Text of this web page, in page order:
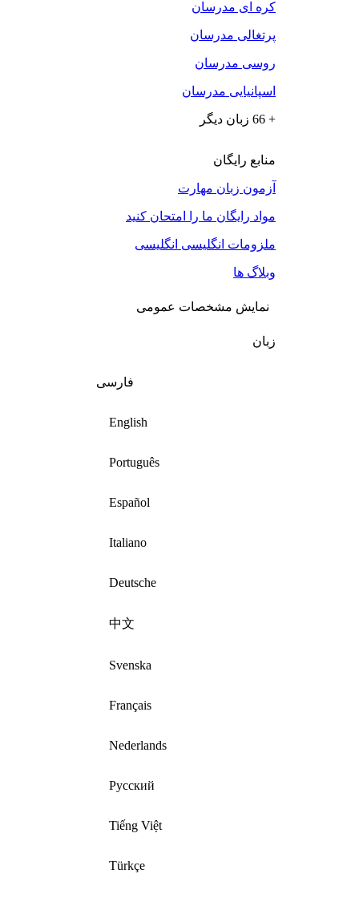
کره ای مدرسان
پرتغالی مدرسان
روسی مدرسان
اسپانیایی مدرسان
+ 66 زبان دیگر
منابع رایگان
آزمون زبان مهارت
مواد رایگان ما را امتحان کنید
ملزومات انگلیسی انگلیسی
وبلاگ ها
نمایش مشخصات عمومی
زبان
فارسی
English
Português
Español
Italiano
Deutsche
中文
Svenska
Français
Nederlands
Русский
Tiếng Việt
Türkçe